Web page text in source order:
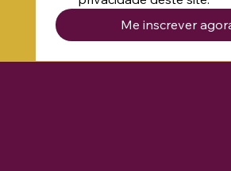
acordo com as política de
privacidade deste site. *